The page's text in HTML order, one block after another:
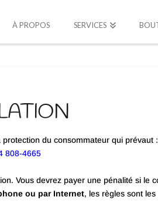
À PROPOS SERVICES
du consommateur qui prévaut :
808-4665
Vous devrez payer une pénalité si le
ou par Internet, les règles sont les